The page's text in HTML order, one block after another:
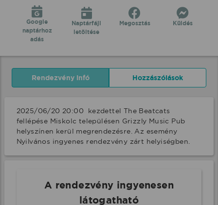
Google
naptárhoz
adás
Naptárfájl
letöltése
Megosztás Küldés
Rendezvény infó Hozzászólások
2025/06/20 20:00  kezdettel The Beatcats
fellépése Miskolc településen Grizzly Music Pub
helyszínen kerül megrendezésre. Az esemény
Nyilvános ingyenes rendezvény zárt helyiségben.
A rendezvény ingyenesen
látogatható